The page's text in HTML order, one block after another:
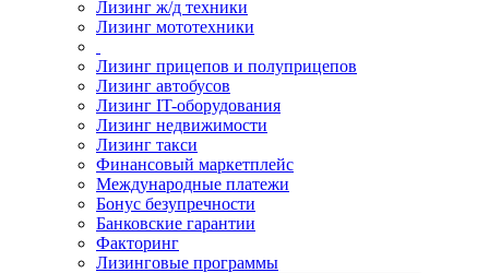
Лизинг ж/д техники
Лизинг мототехники
Лизинг прицепов и полуприцепов
Лизинг автобусов
Лизинг IT-оборудования
Лизинг недвижимости
Лизинг такси
Финансовый маркетплейс
Международные платежи
Бонус безупречности
Банковские гарантии
Факторинг
Лизинговые программы